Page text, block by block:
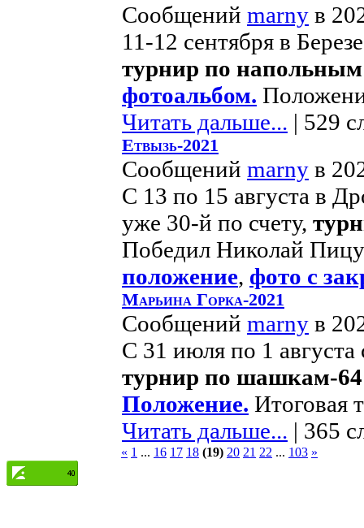
Сообщений marny в
11-12 сентября в
турнир по
фотоальбом.
Читать дальше... | 529
Етвызь-2021
Сообщений marny в
С 13 по 15 августа в
уже 30-й по счету,
Победил Николай
положение, фото с
Марьина Горка-2021
Сообщений marny в
С 31 июля по 1 августа
турнир по шашкам-
Положение. Итоговая
Читать дальше... | 365
« 1 ... 16 17 18 (19) 20 21 22 ... 103 »